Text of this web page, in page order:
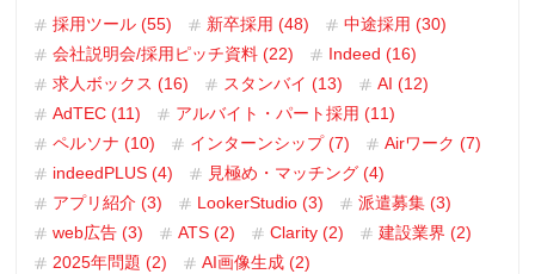
採用ツール (55) 新卒採用 (48)
中途採用 (30)
会社説明会/採用ピッチ資料 (22)
Indeed (16)
求人ボックス (16)
スタンバイ (13)
AI (12)
AdTEC (11)
アルバイト・パート採用 (11)
ペルソナ (10)
インターンシップ (7)
Airワーク (7)
indeedPLUS (4)
見極め・マッチング (4)
アプリ紹介 (3)
LookerStudio (3)
派遣募集 (3)
web広告 (3)
ATS (2) Clarity (2)
建設業界 (2)
2025年問題 (2)
AI画像生成 (2)